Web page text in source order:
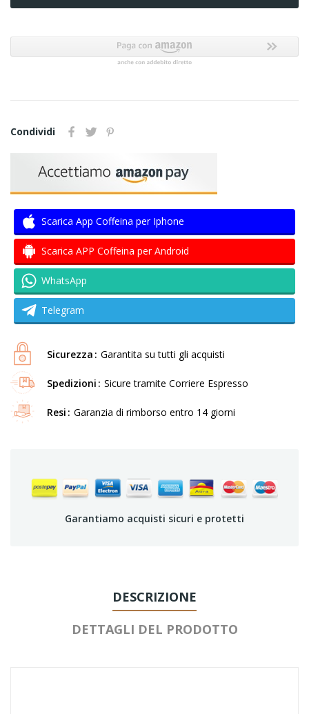
Condividi
Scarica App Coffeina per Iphone
Scarica APP Coffeina per Android
WhatsApp
Telegram
Sicurezza Garantita su tutti gli acquisti
Spedizioni Sicure tramite Corriere Espresso
Resi Garanzia di rimborso entro 14 giorni
Garantiamo acquisti sicuri e protetti
DESCRIZIONE
DETTAGLI DEL PRODOTTO